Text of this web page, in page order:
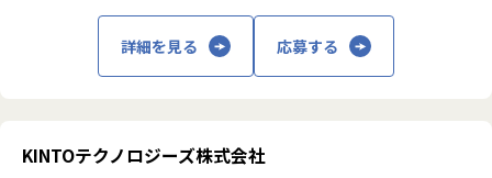
■超高速開発ソリューション
超高速開発ツールとは、業務アプリケーション、ソフトウェ
ア、システムの開発工数を大幅に短縮する開発支援ツールの
ます。
https://note.com/hacobell/n/n77ab6e3a81fe
▼軽貨物事業部について理解を深められるインタビュー記事
「本人の意志・志向性に応じて、柔軟に役割を広げていく」
考え方がベースにあり、バックエンドエンジニアがフロント
していったりと多様なチャレンジが可能です。
詳細を見る 応募する
KINTOテクノロジーズ株式会社